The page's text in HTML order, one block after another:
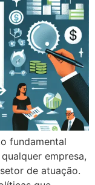
fundamental
empresa,
de atuação.